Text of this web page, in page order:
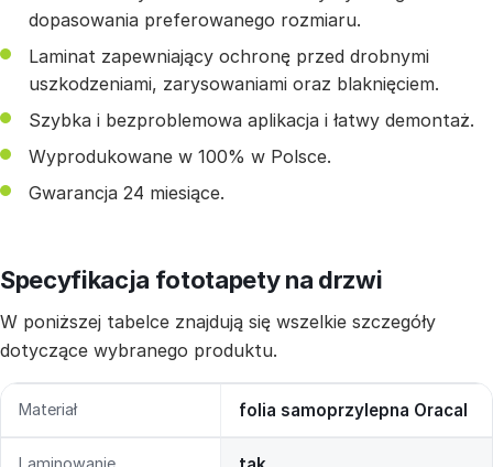
dopasowania preferowanego rozmiaru.
Laminat zapewniający ochronę przed drobnymi
uszkodzeniami, zarysowaniami oraz blaknięciem.
Szybka i bezproblemowa aplikacja i łatwy demontaż.
Wyprodukowane w 100% w Polsce.
Gwarancja 24 miesiące.
Specyfikacja fototapety na drzwi
W poniższej tabelce znajdują się wszelkie szczegóły
dotyczące wybranego produktu.
Materiał folia samoprzylepna Oracal
Laminowanie